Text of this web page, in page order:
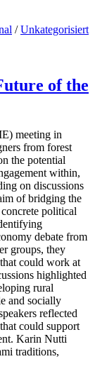
/Unkategorisiert
of the
meeting in
from forest
the potential
within,
on discussions
of bridging the
political
debate from
groups, they
could work at
highlighted
rural
and socially
reflected
could support
Karin Nutti
traditions,